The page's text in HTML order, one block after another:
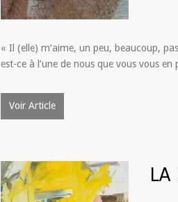
« Il (elle) m’aime, un peu, beaucoup,
est-ce à l’une de nous que vous vous
Voir Article
LA